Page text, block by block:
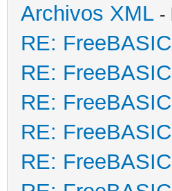
Archivos XML -
RE:
RE:
RE:
RE:
RE: